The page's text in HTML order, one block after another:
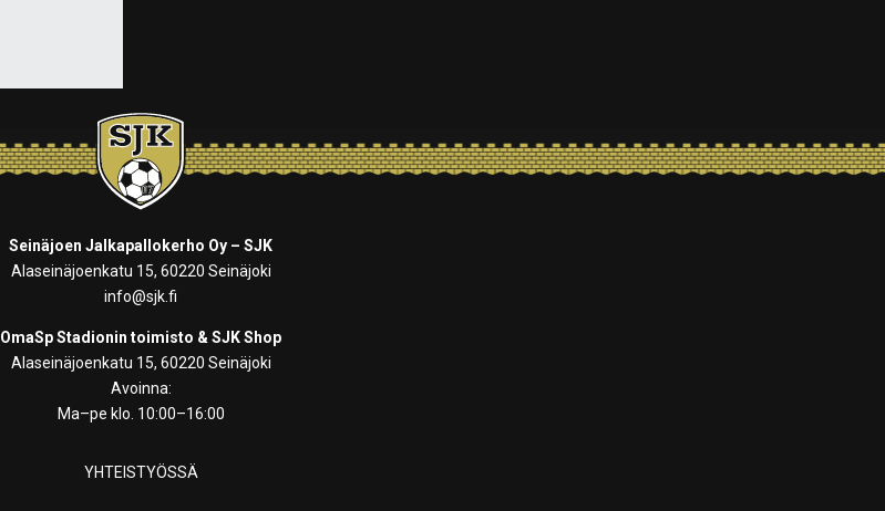
Seinäjoen Jalkapallokerho Oy – SJK
Alaseinäjoenkatu 15, 60220 Seinäjoki
info@sjk.fi
OmaSp Stadionin toimisto & SJK Shop
Alaseinäjoenkatu 15, 60220 Seinäjoki
Avoinna:
Ma–pe klo. 10:00–16:00
YHTEISTYÖSSÄ